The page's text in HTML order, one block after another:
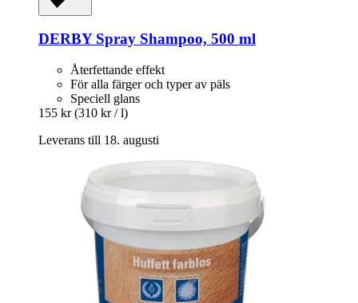
DERBYSpray Shampoo, 500 ml
Återfettande effekt
För alla färger och typer av päls
Speciell glans
155 kr (310 kr / l)
Leverans till 18. augusti